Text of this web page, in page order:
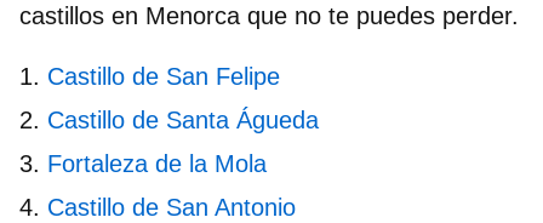
castillos en Menorca que no te puedes perder.
Castillo de San Felipe
Castillo de Santa Águeda
Fortaleza de la Mola
Castillo de San Antonio